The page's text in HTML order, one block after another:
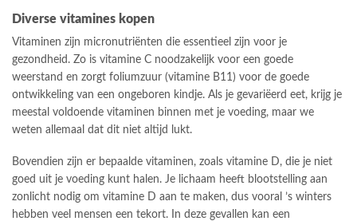
Diverse vitamines kopen
Vitaminen zijn micronutriënten die essentieel zijn voor je
gezondheid. Zo is vitamine C noodzakelijk voor een goede
weerstand en zorgt foliumzuur (vitamine B11) voor de goede
ontwikkeling van een ongeboren kindje. Als je gevariëerd eet, krijg je
meestal voldoende vitaminen binnen met je voeding, maar we
weten allemaal dat dit niet altijd lukt.
Bovendien zijn er bepaalde vitaminen, zoals vitamine D, die je niet
goed uit je voeding kunt halen. Je lichaam heeft blootstelling aan
zonlicht nodig om vitamine D aan te maken, dus vooral ’s winters
hebben veel mensen een tekort. In deze gevallen kan een